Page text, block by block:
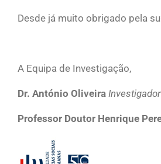
Desde já muito obrigado pela
A Equipa de Investigação,
Dr. António Oliveira Investigador
Professor Doutor Henrique